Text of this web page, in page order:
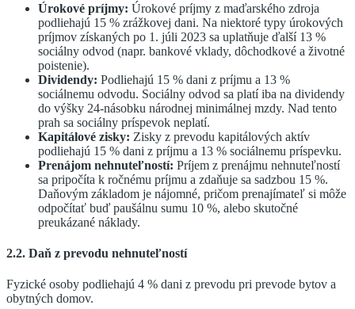
Úrokové príjmy: Úrokové príjmy z maďarského zdroja
podliehajú 15 % zrážkovej dani. Na niektoré typy úrokových
príjmov získaných po 1. júli 2023 sa uplatňuje ďalší 13 %
sociálny odvod (napr. bankové vklady, dôchodkové a životné
poistenie).
Dividendy: Podliehajú 15 % dani z príjmu a 13 %
sociálnemu odvodu. Sociálny odvod sa platí iba na dividendy
do výšky 24-násobku národnej minimálnej mzdy. Nad tento
prah sa sociálny príspevok neplatí.
Kapitálové zisky: Zisky z prevodu kapitálových aktív
podliehajú 15 % dani z príjmu a 13 % sociálnemu príspevku.
Prenájom nehnuteľností: Príjem z prenájmu nehnuteľností
sa pripočíta k ročnému príjmu a zdaňuje sa sadzbou 15 %.
Daňovým základom je nájomné, pričom prenajímateľ si môže
odpočítať buď paušálnu sumu 10 %, alebo skutočné
preukázané náklady.
2.2. Daň z prevodu nehnuteľností
Fyzické osoby podliehajú 4 % dani z prevodu pri prevode bytov a
obytných domov.